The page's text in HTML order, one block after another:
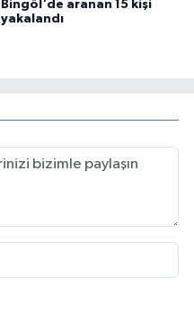
Bingöl'de aranan 15 kişi
yakalandı